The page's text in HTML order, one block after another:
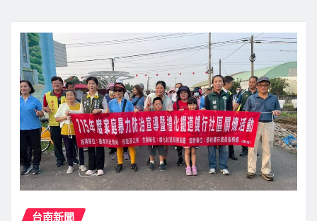
台南新聞